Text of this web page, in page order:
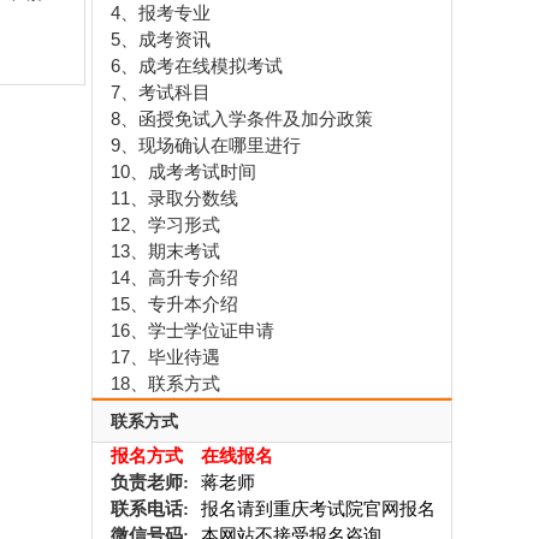
4、报考专业
5、成考资讯
6、成考在线模拟考试
7、考试科目
8、函授免试入学条件及加分政策
9、现场确认在哪里进行
10、成考考试时间
11、录取分数线
12、学习形式
13、期末考试
14、高升专介绍
15、专升本介绍
16、学士学位证申请
17、毕业待遇
18、联系方式
联系方式
报名方式
在线报名
负责老师:
蒋老师
联系电话:
报名请到重庆考试院官网报名